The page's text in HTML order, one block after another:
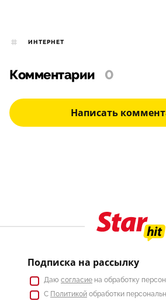
ИНТЕРНЕТ
Комментарии 0
Написать
Подписка на рассылку
Даю согласие на обработку
С Политикой обработки